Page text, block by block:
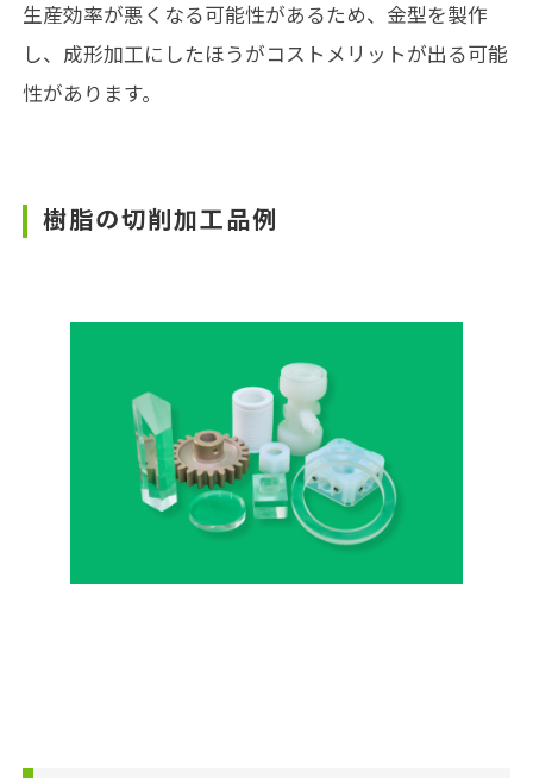
生産効率が悪くなる可能性があるため、金型を製作
し、成形加工にしたほうがコストメリットが出る可能
性があります。
樹脂の切削加工品例